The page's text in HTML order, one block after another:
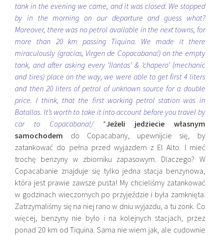
tank in the evening we came, and it was closed. We stopped
by in the morning on our departure and guess what?
Moreover, there was no petrol available in the next towns, for
more than 20 km passing Tiquina. We made it there
miraculously (gracias, Virgen de Copacabana!) on the empty
tank, and after asking every ‘llantas’ & ‘chapero’ (mechanic
and tires) place on the way, we were able to get first 4 liters
and then 20 liters of petrol of unknown source for a double
price. I think, that the first working petrol station was in
Batallas. It’s worth to take it into account before you travel by
car to Copacabana!/*Jeżeli jedziecie własnym
samochodem do Copacabany, upewnijcie się, by
zatankować do pełna przed wyjazdem z El Alto. I mieć
trochę benzyny w zbiorniku zapasowym. Dlaczego? W
Copacabanie znajduje się tylko jedna stacja benzynowa,
która jest prawie zawsze pusta! My chcieliśmy zatankować
w godzinach wieczornych po przyjeździe i była zamknięta.
Zatrzymaliśmy się na niej rano w dniu wyjazdu, a tu zonk. Co
więcej, benzyny nie było i na kolejnych stacjach, przez
ponad 20 km odTiquina. Sama nie wiem jak, ale cudownie